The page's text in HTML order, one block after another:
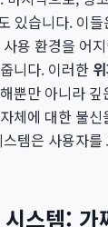
있습니다. 이
용 환경을 어
니다. 이러한
뿐만 아니라
체에 대한 불
스템은 사용자
스템: 가